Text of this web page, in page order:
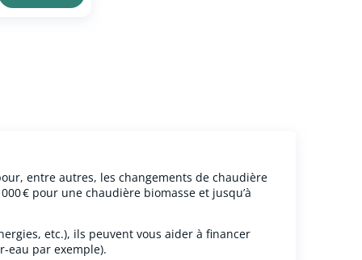
entre autres, les changements de chaudière
€ pour une chaudière biomasse et jusqu’à
etc.), ils peuvent vous aider à financer
eau par exemple).